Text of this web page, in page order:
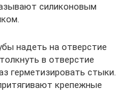
силиконовым
надеть на отверстие
в отверстие
герметизировать стыки.
крепежные